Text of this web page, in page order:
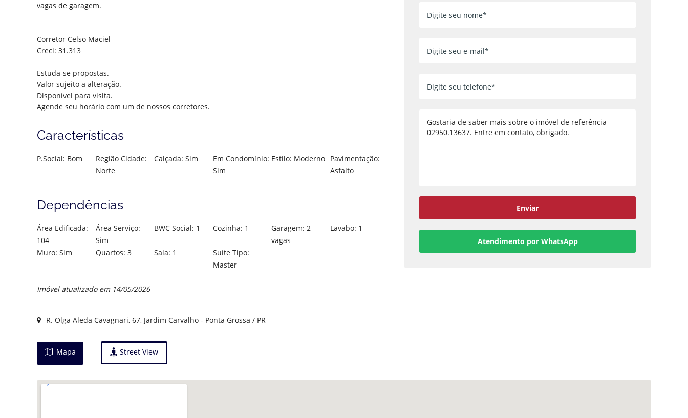
vagas de garagem.
Corretor Celso Maciel
Creci: 31.313
Estuda-se propostas.
Valor sujeito a alteração.
Disponível para visita.
Agende seu horário com um de nossos corretores.
Características
P.Social: Bom
Região Cidade:
Norte
Calçada: Sim
Em Condomínio:
Sim
Estilo: Moderno Pavimentação:
Asfalto
Dependências
Área Edificada:
104
Área Serviço:
Sim
BWC Social: 1 Cozinha: 1
Garagem: 2
vagas
Lavabo: 1
Muro: Sim Quartos: 3 Sala: 1
Suíte Tipo:
Master
Imóvel atualizado em 14/05/2026
Enviar
Atendimento por WhatsApp
R. Olga Aleda Cavagnari, 67, Jardim Carvalho - Ponta Grossa / PR
Mapa Street View